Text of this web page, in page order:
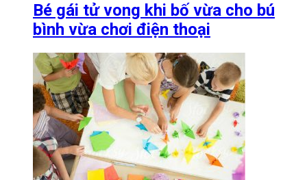
Bé gái tử vong khi bố vừa cho bú
bình vừa chơi điện thoại